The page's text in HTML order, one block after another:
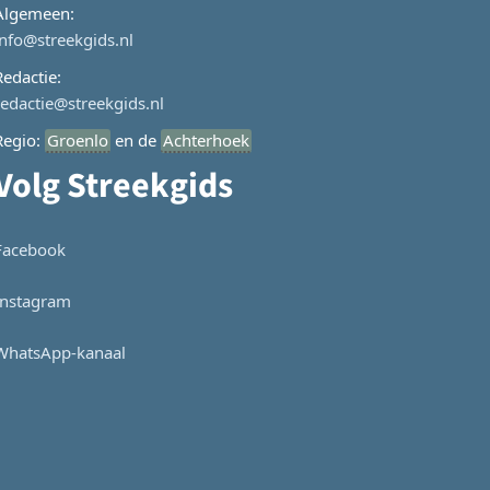
Groenlo en de Achterhoek
Streekgids
kanaal